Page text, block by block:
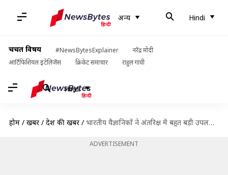
अन्य Hindi
चर्चित विषय #NewsBytesExplainer
नरेंद्र मोदी
आर्टिफिशियल इंटेलिजेंस
क्रिकेट समाचार राहुल गांधी
Hindi
होम / खबरें / देश की खबरें / भारतीय वैज्ञानिकों ने अंतरिक्ष में बहुत बड़ी उपलब्धि हासिल की- प्रधानमंत्री मोदी
ADVERTISEMENT